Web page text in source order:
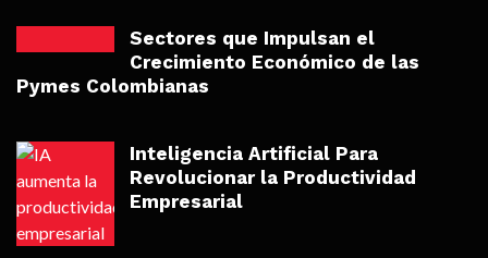
Sectores que Impulsan el
Crecimiento Económico de las
Pymes Colombianas
Inteligencia Artificial Para
Revolucionar la Productividad
Empresarial